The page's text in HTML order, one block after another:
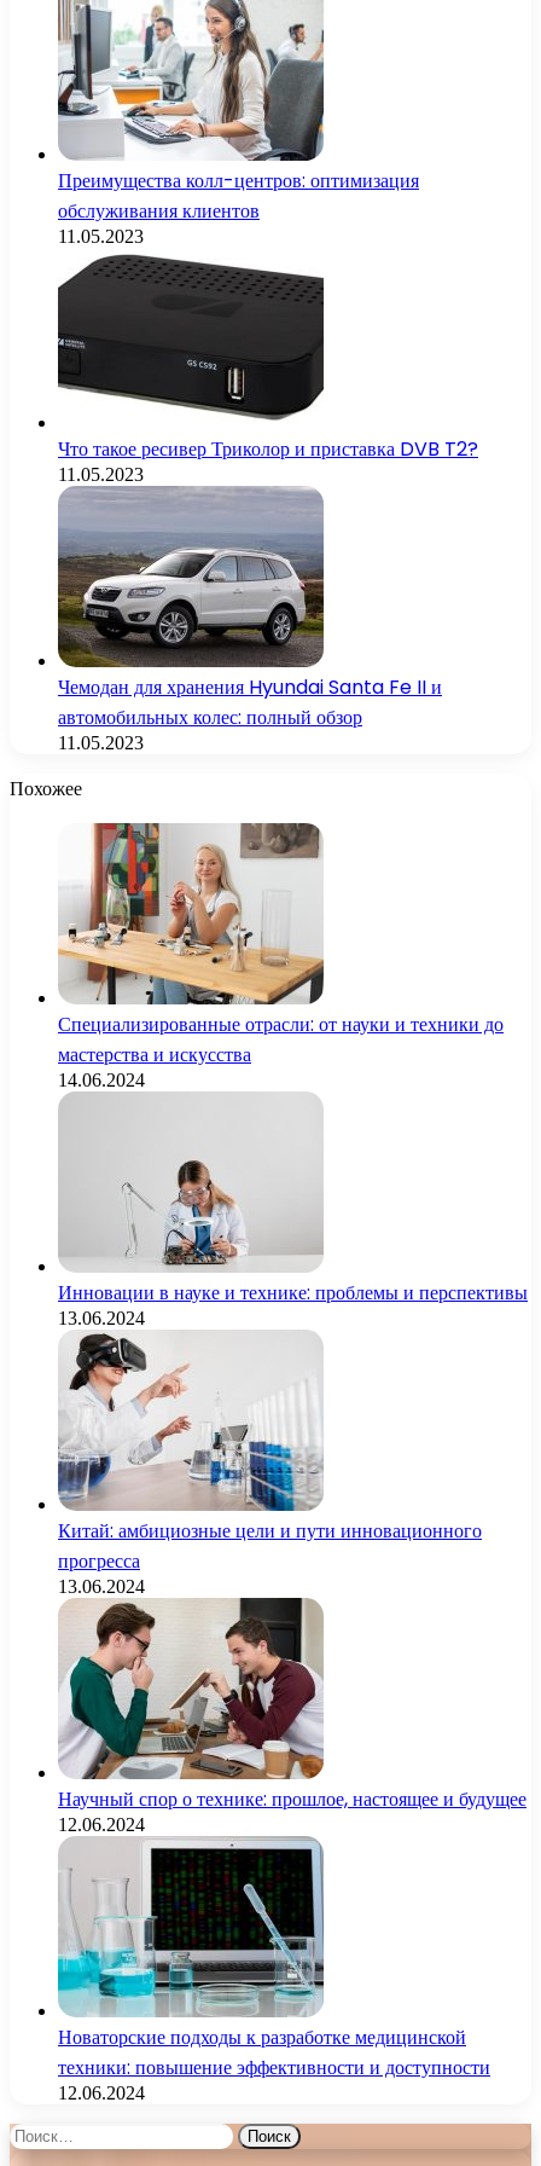
Преимущества колл-центров: оптимизация
обслуживания клиентов
11.05.2023
Что такое ресивер Триколор и приставка DVB T2?
11.05.2023
Чемодан для хранения Hyundai Santa Fe II и
автомобильных колес: полный обзор
11.05.2023
Похожее
Специализированные отрасли: от науки и техники до
мастерства и искусства
14.06.2024
Инновации в науке и технике: проблемы и перспективы
13.06.2024
Китай: амбициозные цели и пути инновационного
прогресса
13.06.2024
Научный спор о технике: прошлое, настоящее и будущее
12.06.2024
Новаторские подходы к разработке медицинской
техники: повышение эффективности и доступности
12.06.2024
Найти: